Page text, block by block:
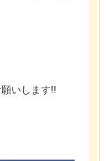
いします!!